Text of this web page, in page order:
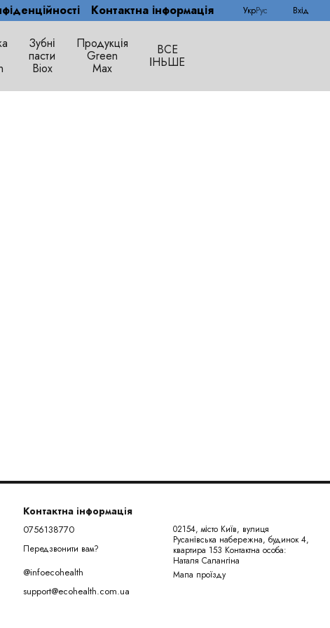
Контактна інформація УкрРус Вхід
Зубні
пасти
Biox
Продукція
Green
Max
ВСЕ
ІНЬШЕ
Контактна інформація
0756138770
Передзвонити вам?
@infoecohealth
support@ecohealth.com.ua
02154, місто Київ, вулиця
Русанівська набережна, будинок 4,
квартира 153 Контактна особа:
Наталя Салангіна
Мапа проїзду